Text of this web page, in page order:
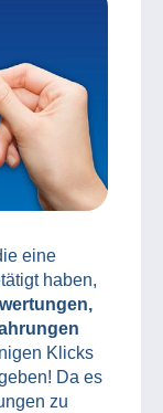
eine
haben,
Klicks
Da es
zu